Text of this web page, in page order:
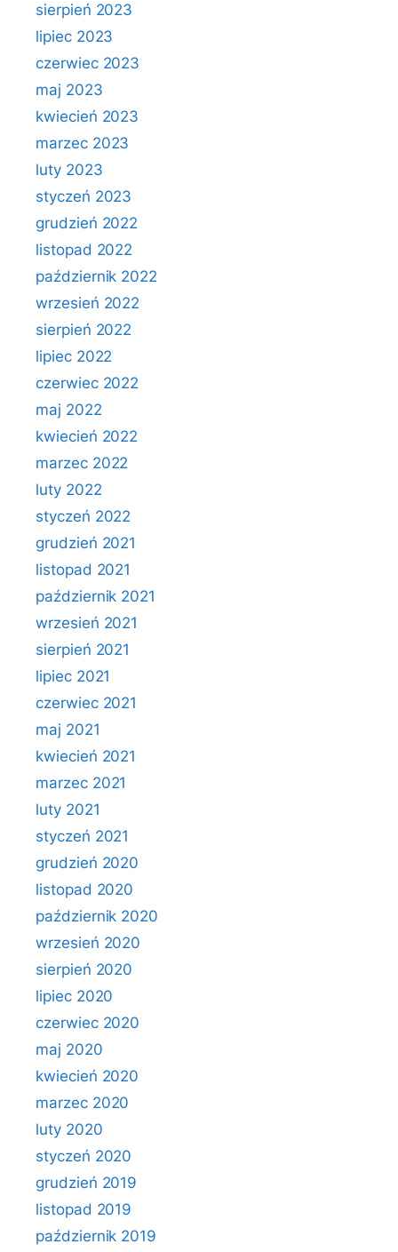
sierpień 2023
lipiec 2023
czerwiec 2023
maj 2023
kwiecień 2023
marzec 2023
luty 2023
styczeń 2023
grudzień 2022
listopad 2022
październik 2022
wrzesień 2022
sierpień 2022
lipiec 2022
czerwiec 2022
maj 2022
kwiecień 2022
marzec 2022
luty 2022
styczeń 2022
grudzień 2021
listopad 2021
październik 2021
wrzesień 2021
sierpień 2021
lipiec 2021
czerwiec 2021
maj 2021
kwiecień 2021
marzec 2021
luty 2021
styczeń 2021
grudzień 2020
listopad 2020
październik 2020
wrzesień 2020
sierpień 2020
lipiec 2020
czerwiec 2020
maj 2020
kwiecień 2020
marzec 2020
luty 2020
styczeń 2020
grudzień 2019
listopad 2019
październik 2019